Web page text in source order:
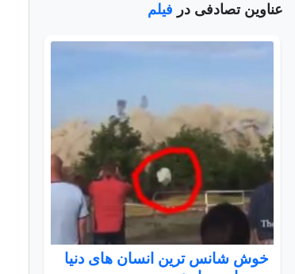
عناوین تصادفی در فیلم
خوش شانس ترین انسان های دنیا